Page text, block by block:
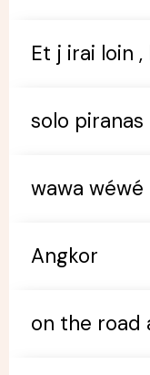
Et j irai loin
solo piranas
wawa wéwé
Angkor
on the road